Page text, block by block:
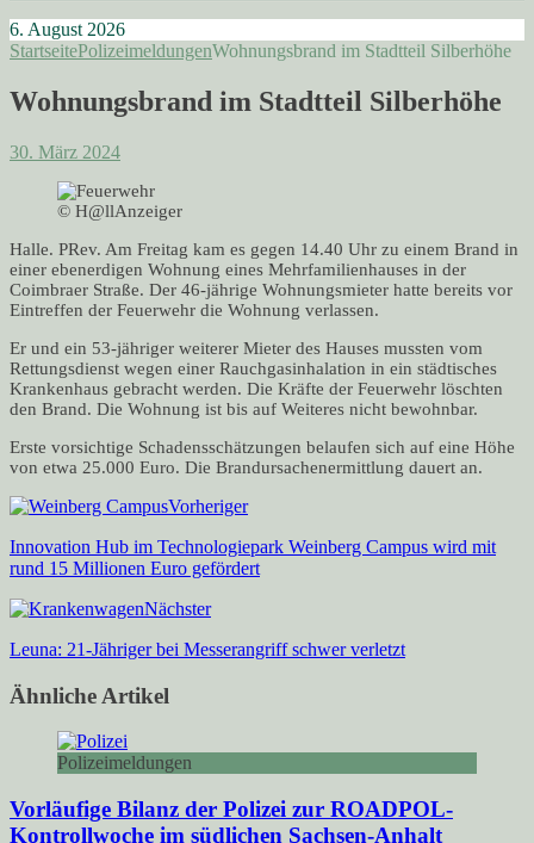
6. August 2026
StartseitePolizeimeldungenWohnungsbrand im Stadtteil Silberhöhe
Wohnungsbrand im Stadtteil Silberhöhe
30. März 2024
© H@llAnzeiger
Halle. PRev. Am Freitag kam es gegen 14.40 Uhr zu einem Brand in
einer ebenerdigen Wohnung eines Mehrfamilienhauses in der
Coimbraer Straße. Der 46-jährige Wohnungsmieter hatte bereits vor
Eintreffen der Feuerwehr die Wohnung verlassen.
Er und ein 53-jähriger weiterer Mieter des Hauses mussten vom
Rettungsdienst wegen einer Rauchgasinhalation in ein städtisches
Krankenhaus gebracht werden. Die Kräfte der Feuerwehr löschten
den Brand. Die Wohnung ist bis auf Weiteres nicht bewohnbar.
Erste vorsichtige Schadensschätzungen belaufen sich auf eine Höhe
von etwa 25.000 Euro. Die Brandursachenermittlung dauert an.
Vorheriger
Innovation Hub im Technologiepark Weinberg Campus wird mit
rund 15 Millionen Euro gefördert
Nächster
Leuna: 21-Jähriger bei Messerangriff schwer verletzt
Ähnliche Artikel
Polizeimeldungen
Vorläufige Bilanz der Polizei zur ROADPOL-
Kontrollwoche im südlichen Sachsen-Anhalt